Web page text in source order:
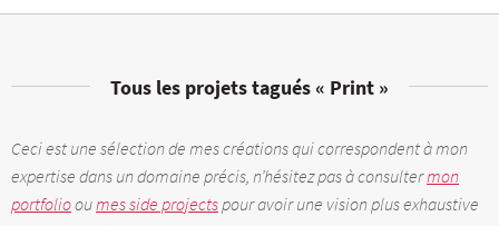
Tous les projets tagués« Print »
Ceci est une sélection de mes créations qui correspondent à mon
expertise dans un domaine précis, n’hésitez pas à consultermon
portfolioou mes side projects pour avoir une vision plus exhaustive